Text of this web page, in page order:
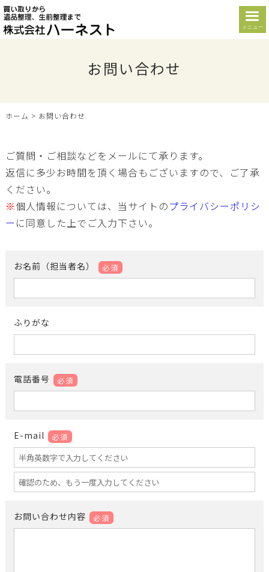
メニュー
お問い合わせ
ホーム > お問い合わせ
ご質問・ご相談などをメールにて承ります。
返信に多少お時間を頂く場合もございますので、ご了承
ください。
※個人情報については、当サイトのプライバシーポリシ
ー に同意した上でご入力下さい。
お名前（担当者名） 必須
ふりがな
電話番号 必須
E-mail 必須
お問い合わせ内容 必須